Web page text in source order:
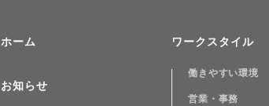
ホーム
お知らせ
ワークスタイル
働きやすい環境
営業・事務